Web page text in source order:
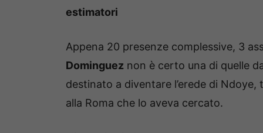
estimatori
Appena 20 presenze complessive, 3
Dominguez non è certo una di quelle
destinato a diventare l’erede di
alla Roma che lo aveva cercato.